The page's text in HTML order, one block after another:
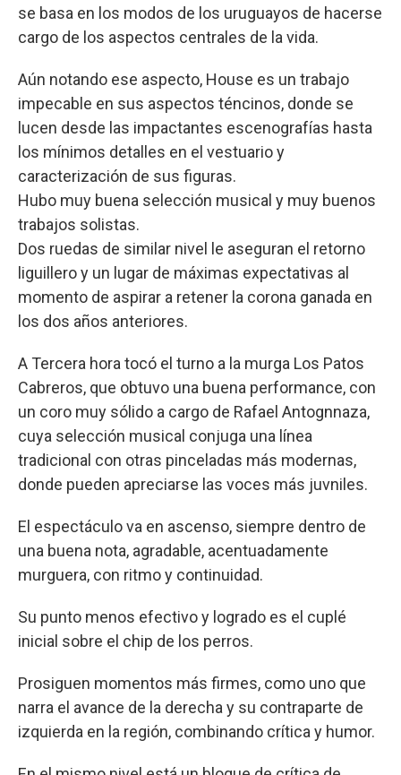
se basa en los modos de los uruguayos de hacerse
cargo de los aspectos centrales de la vida.
Aún notando ese aspecto, House es un trabajo
impecable en sus aspectos téncinos, donde se
lucen desde las impactantes escenografías hasta
los mínimos detalles en el vestuario y
caracterización de sus figuras.
Hubo muy buena selección musical y muy buenos
trabajos solistas.
Dos ruedas de similar nivel le aseguran el retorno
liguillero y un lugar de máximas expectativas al
momento de aspirar a retener la corona ganada en
los dos años anteriores.
A Tercera hora tocó el turno a la murga Los Patos
Cabreros, que obtuvo una buena performance, con
un coro muy sólido a cargo de Rafael Antognnaza,
cuya selección musical conjuga una línea
tradicional con otras pinceladas más modernas,
donde pueden apreciarse las voces más juvniles.
El espectáculo va en ascenso, siempre dentro de
una buena nota, agradable, acentuadamente
murguera, con ritmo y continuidad.
Su punto menos efectivo y logrado es el cuplé
inicial sobre el chip de los perros.
Prosiguen momentos más firmes, como uno que
narra el avance de la derecha y su contraparte de
izquierda en la región, combinando crítica y humor.